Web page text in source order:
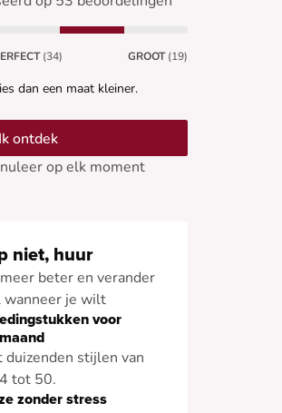
(34) GROOT (19)
dan een maat kleiner.
Ik ontdek
op elk moment
niet, huur
beter en verander
wanneer je wilt
voor
duizenden stijlen van
tot 50.
zonder stress